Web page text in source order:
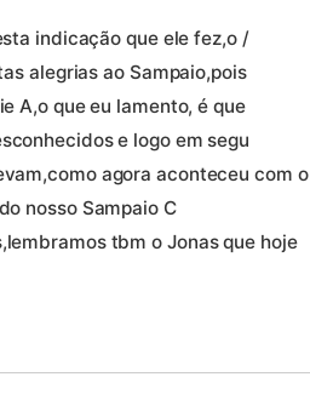
indicação que ele fez,o /
alegrias ao Sampaio,pois
A,o que eu lamento, é que
e logo em segu
agora aconteceu com o
nosso Sampaio C
tbm o Jonas que hoje